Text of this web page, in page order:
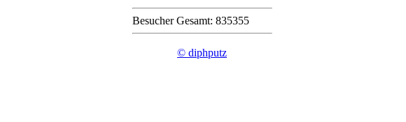
Besucher Gesamt: 835355
© diphputz